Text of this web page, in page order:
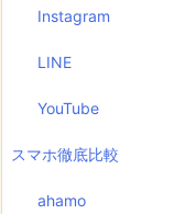
Instagram
LINE
YouTube
スマホ徹底比較
ahamo